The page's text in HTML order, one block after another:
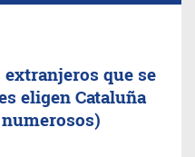
extranjeros que se
eligen Cataluña